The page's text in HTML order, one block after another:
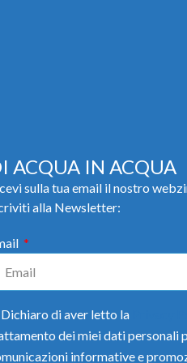
ACQUA IN ACQUA
sulla tua email il nostro
alla Newsletter:
Dichiaro di aver letto la
dei miei dati personali
informative e